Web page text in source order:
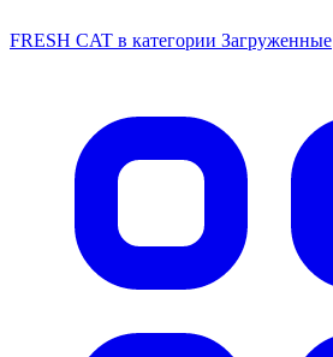
FRESH CAT в категории Загруженные